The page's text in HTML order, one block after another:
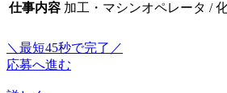
仕事内容 加工・マシンオペレータ /
＼最短45秒で完了／
応募へ進む